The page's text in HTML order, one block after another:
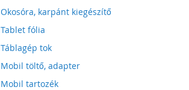
Okosóra, karpánt kiegészítő
Tablet fólia
Táblagép tok
Mobil töltő, adapter
Mobil tartozék